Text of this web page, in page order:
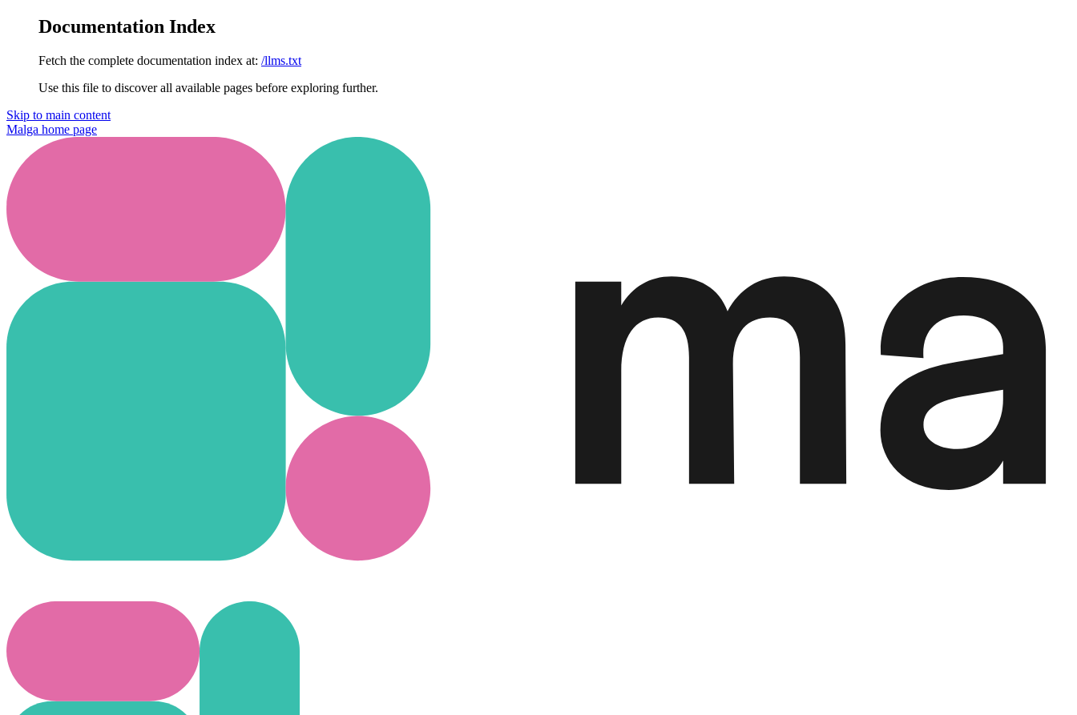
Documentation Index
Fetch the complete documentation index at: /llms.txt
Use this file to discover all available pages before exploring further.
Skip to main content
Malga home page